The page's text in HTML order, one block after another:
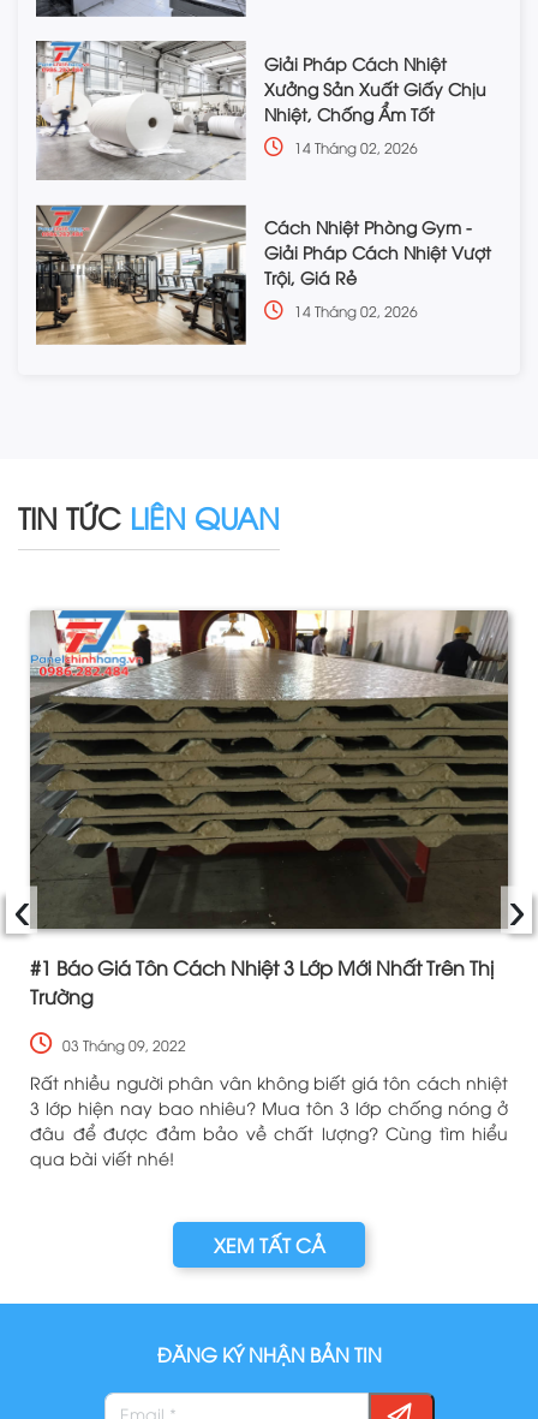
Giải Pháp Cách Nhiệt
Xưởng Sản Xuất Giấy Chịu
Nhiệt, Chống Ẩm Tốt
14 Tháng 02, 2026
Cách Nhiệt Phòng Gym -
Giải Pháp Cách Nhiệt Vượt
Trội, Giá Rẻ
14 Tháng 02, 2026
TIN TỨC LIÊN QUAN
#1 Báo Giá Tôn Cách Nhiệt 3 Lớp Mới Nhất Trên Thị
Trường
03 Tháng 09, 2022
Rất nhiều người phân vân không biết giá tôn cách nhiệt
3 lớp hiện nay bao nhiêu? Mua tôn 3 lớp chống nóng ở
đâu để được đảm bảo về chất lượng? Cùng tìm hiểu
qua bài viết nhé!
‹ ›
XEM TẤT CẢ
ĐĂNG KÝ NHẬN BẢN TIN